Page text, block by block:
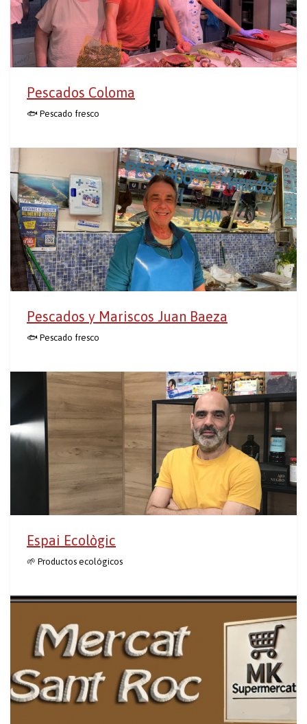
Pescados Coloma
🐟 Pescado fresco
Pescados y Mariscos Juan Baeza
🐟 Pescado fresco
Espai Ecològic
🌱 Productos ecológicos